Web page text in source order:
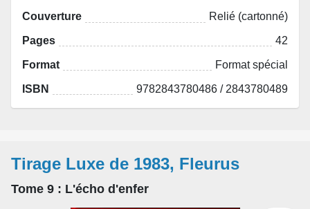
Couverture Relié (cartonné)
Pages 42
Format Format spécial
ISBN 9782843780486 / 2843780489
Tirage Luxe de 1983, Fleurus
Tome 9 : L'écho d'enfer